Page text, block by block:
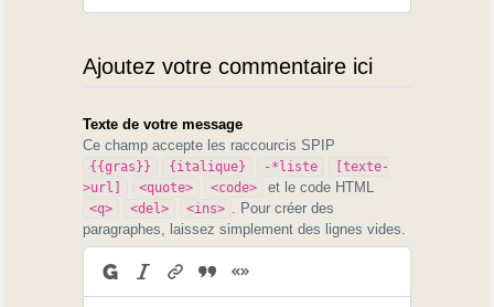
Ajoutez votre commentaire ici
Texte de votre message
Ce champ accepte les raccourcis SPIP
{{gras}} {italique} -*liste
[texte-
>url]
<quote> <code> et le code HTML
<q> <del> <ins>
. Pour créer des
paragraphes, laissez simplement des lignes vides.